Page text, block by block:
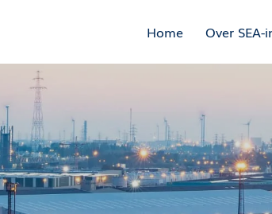
Home Over SEA-